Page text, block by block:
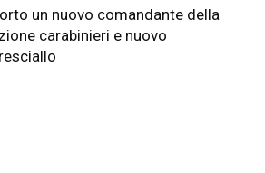
un nuovo comandante della
carabinieri e nuovo